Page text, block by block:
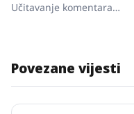
Učitavanje komentara…
Povezane vijesti